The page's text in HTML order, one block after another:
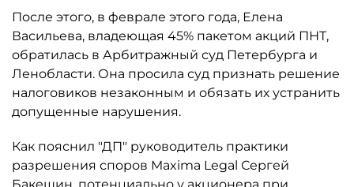
После этого, в феврале этого года, Елена
Васильева, владеющая 45% пакетом акций ПНТ,
обратилась в Арбитражный суд Петербурга и
Ленобласти. Она просила суд признать решение
налоговиков незаконным и обязать их устранить
допущенные нарушения.
Как пояснил "ДП" руководитель практики
разрешения споров Maxima Legal Сергей